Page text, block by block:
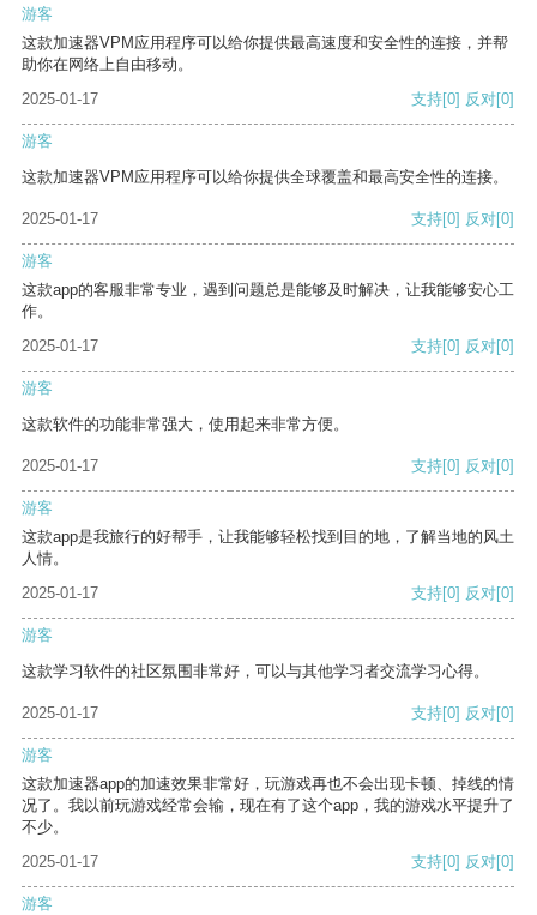
游客
这款加速器VPM应用程序可以给你提供最高速度和安全性的连接，并帮
助你在网络上自由移动。
2025-01-17
支持[0] 反对[0]
游客
这款加速器VPM应用程序可以给你提供全球覆盖和最高安全性的连接。
2025-01-17 支持[0] 反对[0]
游客
这款app的客服非常专业，遇到问题总是能够及时解决，让我能够安心工
作。
2025-01-17
支持[0] 反对[0]
游客
这款软件的功能非常强大，使用起来非常方便。
2025-01-17 支持[0] 反对[0]
游客
这款app是我旅行的好帮手，让我能够轻松找到目的地，了解当地的风土
人情。
2025-01-17
支持[0] 反对[0]
游客
这款学习软件的社区氛围非常好，可以与其他学习者交流学习心得。
2025-01-17 支持[0] 反对[0]
游客
这款加速器app的加速效果非常好，玩游戏再也不会出现卡顿、掉线的情
况了。我以前玩游戏经常会输，现在有了这个app，我的游戏水平提升了
不少。
2025-01-17
支持[0] 反对[0]
游客